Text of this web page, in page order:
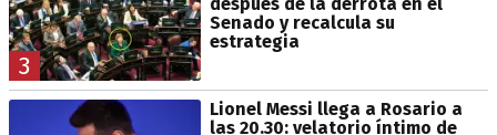
3
Senado y recalcula su
estrategia
Lionel Messi llega a Rosario a
las 20.30: velatorio íntimo de